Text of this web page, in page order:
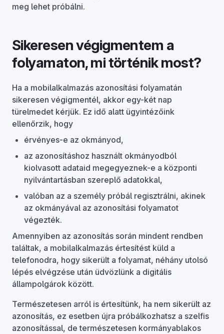
meg lehet próbálni.
Sikeresen végigmentem a
folyamaton, mi történik most?
Ha a mobilalkalmazás azonosítási folyamatán
sikeresen végigmentél, akkor egy-két nap
türelmedet kérjük. Ez idő alatt ügyintézőink
ellenőrzik, hogy
érvényes-e az okmányod,
az azonosításhoz használt okmányodból
kiolvasott adataid megegyeznek-e a központi
nyilvántartásban szereplő adatokkal,
valóban az a személy próbál regisztrálni, akinek
az okmányával az azonosítási folyamatot
végezték.
Amennyiben az azonosítás során mindent rendben
találtak, a mobilalkalmazás értesítést küld a
telefonodra, hogy sikerült a folyamat, néhány utolsó
lépés elvégzése után üdvözlünk a digitális
állampolgárok között.
Természetesen arról is értesítünk, ha nem sikerült az
azonosítás, ez esetben újra próbálkozhatsz a szelfis
azonosítással, de természetesen kormányablakos